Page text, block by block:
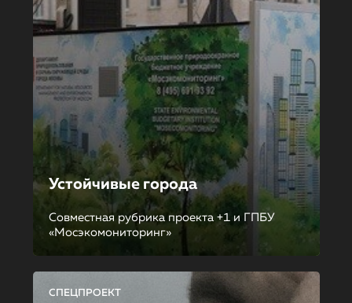
Устойчивые города
Совместная рубрика проекта +1 и ГПБУ
«Мосэкомониторинг»
СПЕЦПРОЕКТ